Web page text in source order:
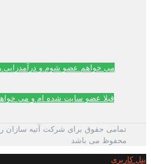
می خواهم عضو شوم و درآمدزایی
قبلا عضو سایت شده ام و می
تمامی حقوق برای شرکت آتیه سازان
محفوظ می باشد
پنل کاربری